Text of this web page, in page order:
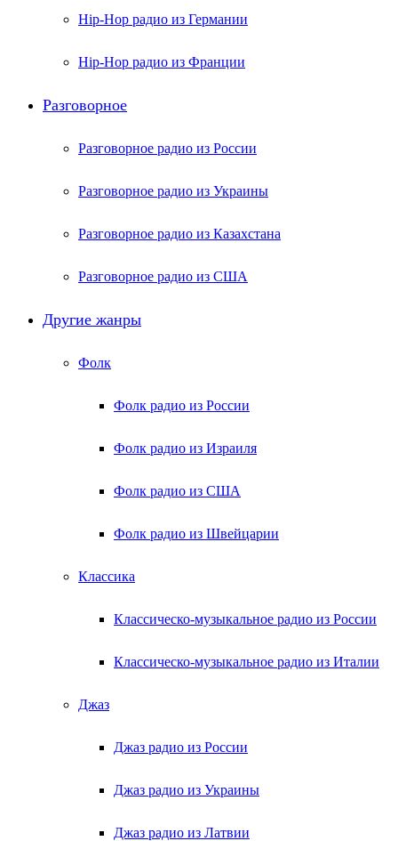
Hip-Hop радио из Германии
Hip-Hop радио из Франции
Разговорное
Разговорное радио из России
Разговорное радио из Украины
Разговорное радио из Казахстана
Разговорное радио из США
Другие жанры
Фолк
Фолк радио из России
Фолк радио из Израиля
Фолк радио из США
Фолк радио из Швейцарии
Классика
Классическо-музыкальное радио из России
Классическо-музыкальное радио из Италии
Джаз
Джаз радио из России
Джаз радио из Украины
Джаз радио из Латвии